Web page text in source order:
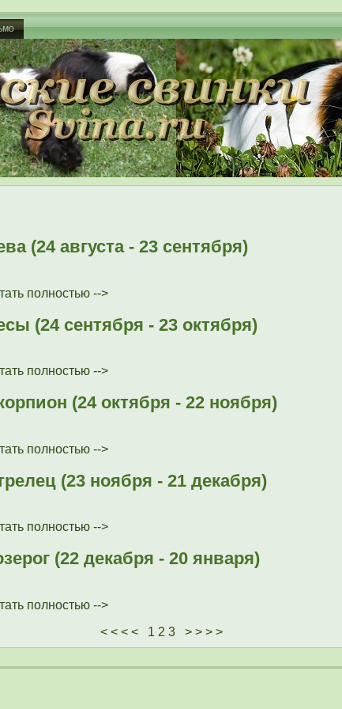
(24 августа - 23 сентября)
полностью -->
(24 сентября - 23 октября)
полностью -->
(24 октября - 22 ноября)
полностью -->
(23 ноября - 21 декабря)
полностью -->
(22 декабря - 20 января)
полностью -->
< < < <
1 2 3 > > > >